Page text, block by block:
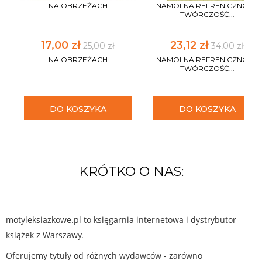
NA OBRZEŻACH
17,00 zł 25,00 zł
NA OBRZEŻACH
DO KOSZYKA
NAMOLNA REFRENICZNOŚĆ
TWÓRCZOŚĆ...
23,12 zł 34,00 zł
NAMOLNA REFRENICZNOŚĆ
TWÓRCZOŚĆ...
DO KOSZYKA
KRÓTKO O NAS:
motyleksiazkowe.pl to księgarnia internetowa i dystrybutor
książek z Warszawy.
Oferujemy tytuły od różnych wydawców - zarówno